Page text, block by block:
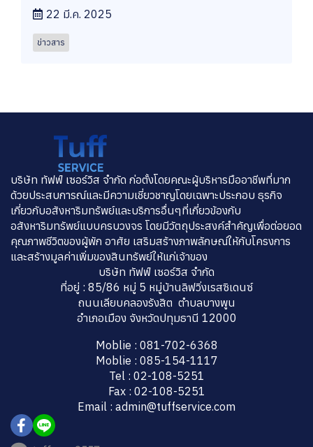
22 มี.ค. 2025
ข่าวสาร
บริษัท ทัฟฟ์ เซอร์วิส จำกัด ก่อตั้งโดยคณะผู้บริหารมืออาชีพที่มาก
ด้วยประสบการณ์และมีความเชี่ยวชาญโดยเฉพาะประกอบ ธุรกิจ
เกี่ยวกับอสังหาริมทรัพย์และบริการอื่นๆที่เกี่ยวข้องกับ
อสังหาริมทรัพย์แบบครบวงจร โดยมีวัตถุประสงค์สำคัญเพื่อต่อยอด
คุณภาพชีวิตของผู้พัก อาศัย เสริมสร้างภาพลักษณ์ให้กับโครงการ
และสร้างมูลค่าเพิ่มของสินทรัพย์ให้แก่เจ้าของ
บริษัท ทัฟฟ์ เซอร์วิส จำกัด
ที่อยู่ : 85/86 หมู่ 5 หมู่บ้านลิฟวิ่งเรสซิเดนซ์
ถนนเลียบคลองรังสิต ตำบลบางพูน
อำเภอเมือง จังหวัดปทุมธานี 12000
Moblie : 081-702-6368
Moblie : 085-154-1117
Tel : 02-108-5251
Fax : 02-108-5251
Email : admin@tuffservice.com